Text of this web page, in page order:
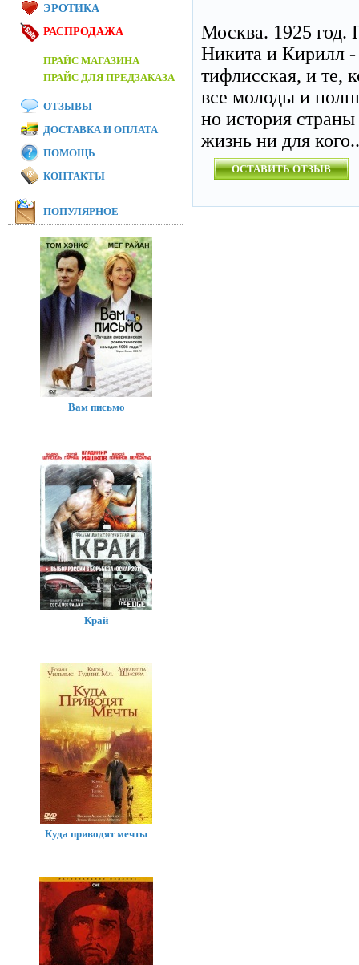
Москва. 1925 год.
Никита и Кирилл -
тифлисская, и те,
все молоды и
но история
жизнь ни для
ОСТАВИТЬ ОТЗЫВ
ЭРОТИКА
РАСПРОДАЖА
ПРАЙС МАГАЗИНА
ПРАЙС ДЛЯ ПРЕДЗАКАЗА
ОТЗЫВЫ
ДОСТАВКА И ОПЛАТА
ПОМОЩЬ
КОНТАКТЫ
ПОПУЛЯРНОЕ
Вам письмо
Край
Куда приводят мечты